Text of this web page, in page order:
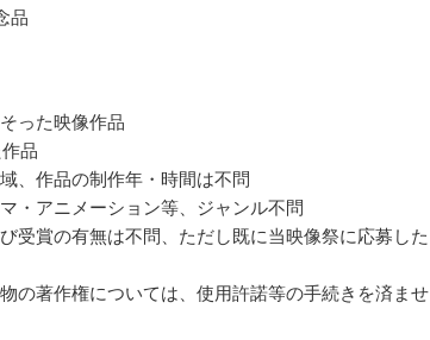
品
った映像作品
品
、作品の制作年・時間は不問
・アニメーション等、ジャンル不問
受賞の有無は不問、ただし既に当映像祭に応募した
の著作権については、使用許諾等の手続きを済ませ